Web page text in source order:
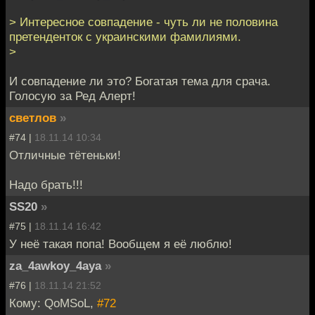
> Интересное совпадение - чуть ли не половина
претенденток с украинскими фамилиями.
>
И совпадение ли это? Богатая тема для срача.
Голосую за Ред Алерт!
светлов »
#74 | 18.11.14 10:34
Отличные тётеньки!
Надо брать!!!
SS20 »
#75 | 18.11.14 16:42
У неё такая попа! Вообщем я её люблю!
za_4awkoy_4aya »
#76 | 18.11.14 21:52
Кому: QoMSoL, #72